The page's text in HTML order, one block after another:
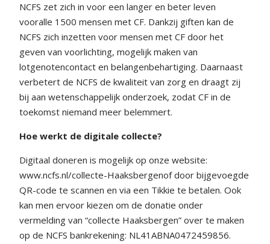
NCFS zet zich in voor een langer en beter leven
vooralle 1500 mensen met CF. Dankzij giften kan de
NCFS zich inzetten voor mensen met CF door het
geven van voorlichting, mogelijk maken van
lotgenotencontact en belangenbehartiging. Daarnaast
verbetert de NCFS de kwaliteit van zorg en draagt zij
bij aan wetenschappelijk onderzoek, zodat CF in de
toekomst niemand meer belemmert.
Hoe werkt de digitale collecte?
Digitaal doneren is mogelijk op onze website:
www.ncfs.nl/collecte-Haaksbergenof door bijgevoegde
QR-code te scannen en via een Tikkie te betalen. Ook
kan men ervoor kiezen om de donatie onder
vermelding van “collecte Haaksbergen” over te maken
op de NCFS bankrekening: NL41ABNA0472459856.